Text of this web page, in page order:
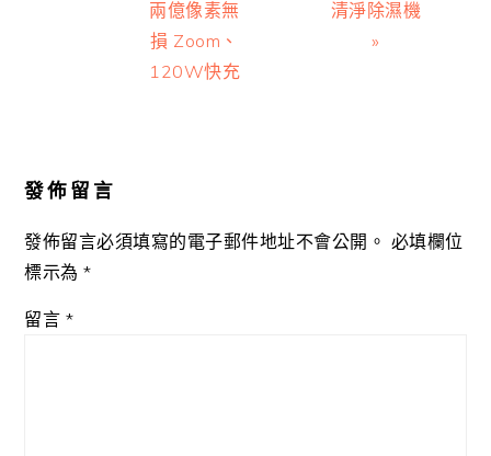
兩億像素無
損 Zoom、
120W快充
清淨除濕機
»
發佈留言
發佈留言必須填寫的電子郵件地址不會公開。 必填欄位
標示為*
留言 *